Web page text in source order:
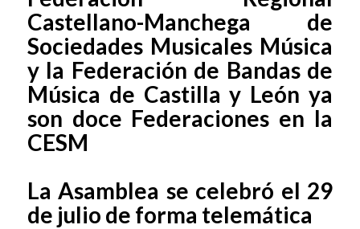
Castellano-Manchega de
Sociedades Musicales Música
y la Federación de Bandas de
Música de Castilla y León ya
son doce Federaciones en la
CESM
La Asamblea se celebró el 29
de julio de forma telemática